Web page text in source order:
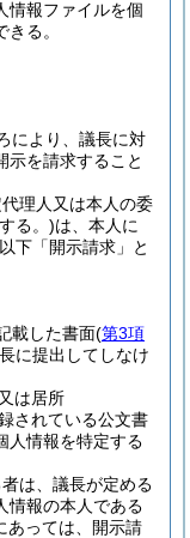
情報ファイルを個
る。
により、議長に対
示を請求すること
理人又は本人の委
る。)は、本人に
下「開示請求」と
載した書面(第3項
に提出してしなけ
は居所
されている公文書
人情報を特定する
は、議長が定める
情報の本人である
あっては、開示請